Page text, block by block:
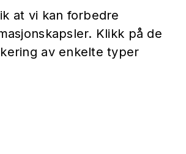
at vi kan forbedre
Klikk på de
av enkelte typer